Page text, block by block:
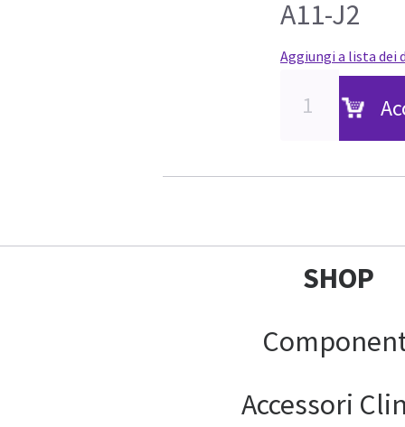
A11-J2
Aggiungi a lista dei
SHOP
Accessori